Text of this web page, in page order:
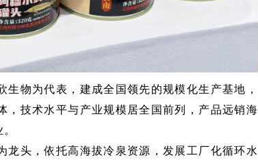
生物为代表，建成全国领先的规模化生产基地，
，技术水平与产业规模居全国前列，产品远销海
龙头，依托高海拔冷泉资源，发展工厂化循环水